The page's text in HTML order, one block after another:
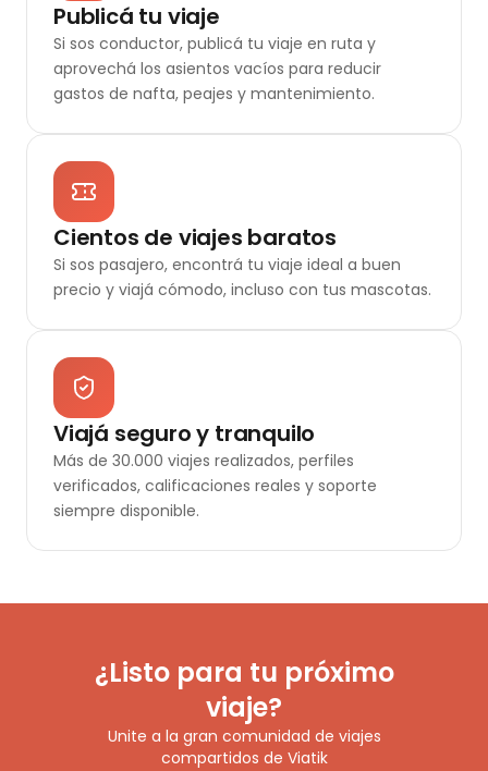
Publicá tu viaje
Si sos conductor, publicá tu viaje en ruta y
aprovechá los asientos vacíos para reducir
gastos de nafta, peajes y mantenimiento.
Cientos de viajes baratos
Si sos pasajero, encontrá tu viaje ideal a buen
precio y viajá cómodo, incluso con tus mascotas.
Viajá seguro y tranquilo
Más de 30.000 viajes realizados, perfiles
verificados, calificaciones reales y soporte
siempre disponible.
¿Listo para tu próximo
viaje?
Unite a la gran comunidad de viajes
compartidos de Viatik